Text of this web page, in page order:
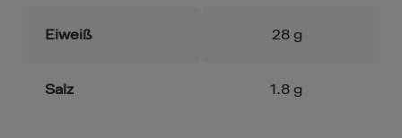
Eiweiß 28 g
Salz 1.8 g